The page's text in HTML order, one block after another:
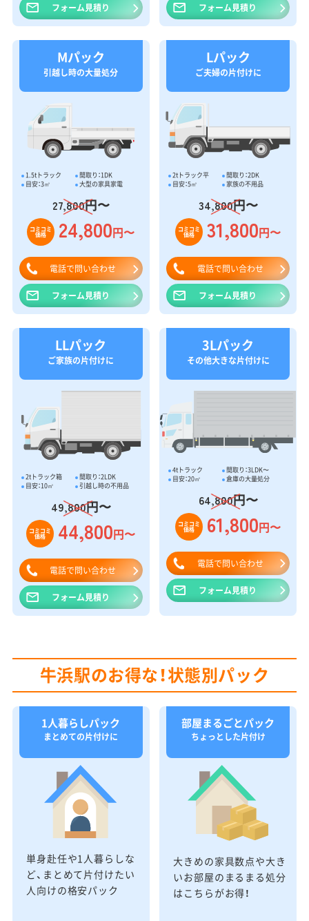
フォーム見積り フォーム見積り
Mパック
引越し時の大量処分
1.5tトラック
間取り：1DK
目安：3㎥
大型の家具家電
27,800円〜
コミコミ
価格 24,800円〜
電話で問い合わせ
フォーム見積り
Lパック
ご夫婦の片付けに
2tトラック平
間取り：2DK
目安：5㎥
家族の不用品
34,800円〜
コミコミ
価格 31,800円〜
電話で問い合わせ
フォーム見積り
LLパック
ご家族の片付けに
2tトラック箱
間取り：2LDK
目安：10㎥
引越し時の不用品
49,800円〜
コミコミ
価格 44,800円〜
電話で問い合わせ
フォーム見積り
3Lパック
その他大きな片付けに
4tトラック
間取り：3LDK〜
目安：20㎥
倉庫の大量処分
64,800円〜
コミコミ
価格 61,800円〜
電話で問い合わせ
フォーム見積り
牛浜駅のお得な！状態別パック
1人暮らしパック
まとめての片付けに
単身赴任や1人暮らしな
ど、まとめて片付けたい
人向けの格安パック
部屋まるごとパック
ちょっとした片付け
大きめの家具数点や大き
いお部屋のまるまる処分
はこちらがお得！